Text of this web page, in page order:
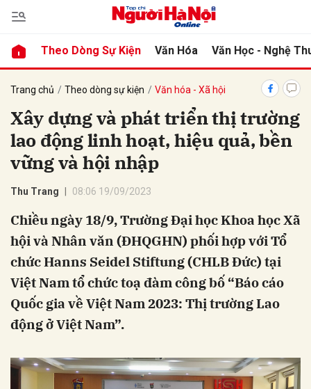
Theo Dòng Sự Kiện Văn Hóa Văn Học - Nghệ
Trang chủ Theo dòng sự kiện Văn hóa - Xã hội
Xây dựng và phát triển thị trường
lao động linh hoạt, hiệu quả, bền
vững và hội nhập
Thu Trang 08:06 19/09/2023
Chiều ngày 18/9, Trường Đại học Khoa học Xã
hội và Nhân văn (ĐHQGHN) phối hợp với Tổ
chức Hanns Seidel Stiftung (CHLB Đức) tại
Việt Nam tổ chức toạ đàm công bố “Báo cáo
Quốc gia về Việt Nam 2023: Thị trường Lao
động ở Việt Nam”.
luận